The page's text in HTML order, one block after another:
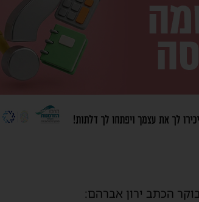
הכתב ירון אברהם: